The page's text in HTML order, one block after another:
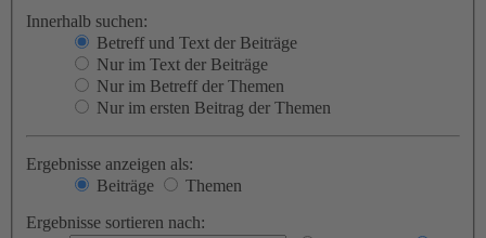
Innerhalb suchen:
Betreff und Text der Beiträge
Nur im Text der Beiträge
Nur im Betreff der Themen
Nur im ersten Beitrag der Themen
Ergebnisse anzeigen als:
Beiträge
Themen
Ergebnisse sortieren nach: